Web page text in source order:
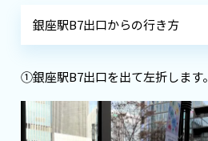
銀座駅B7出口からの行き方
①銀座駅B7出口を出て左折します。